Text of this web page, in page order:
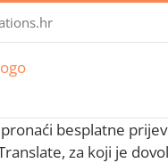
besplatne
za koji je